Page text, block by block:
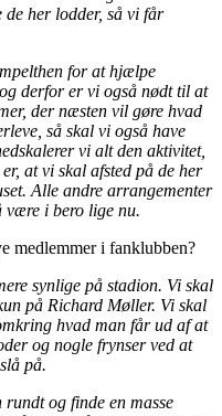
de her lodder, så vi får
for at hjælpe
derfor er vi også nødt til at
der næsten vil gøre hvad
så skal vi også have
vi alt den aktivitet,
at vi skal afsted på de her
Alle andre arrangementer
være i bero lige nu.
medlemmer i fanklubben?
synlige på stadion. Vi skal
på Richard Møller. Vi skal
hvad man får ud af at
og nogle frynser ved at
på.
og finde en masse